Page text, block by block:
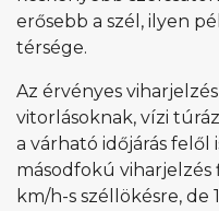
erősebb a szél, ilyen
térsége.
Az érvényes
vitorlásoknak, vízi
a várható időjárás felől
másodfokú
km/h-s széllökésre, de